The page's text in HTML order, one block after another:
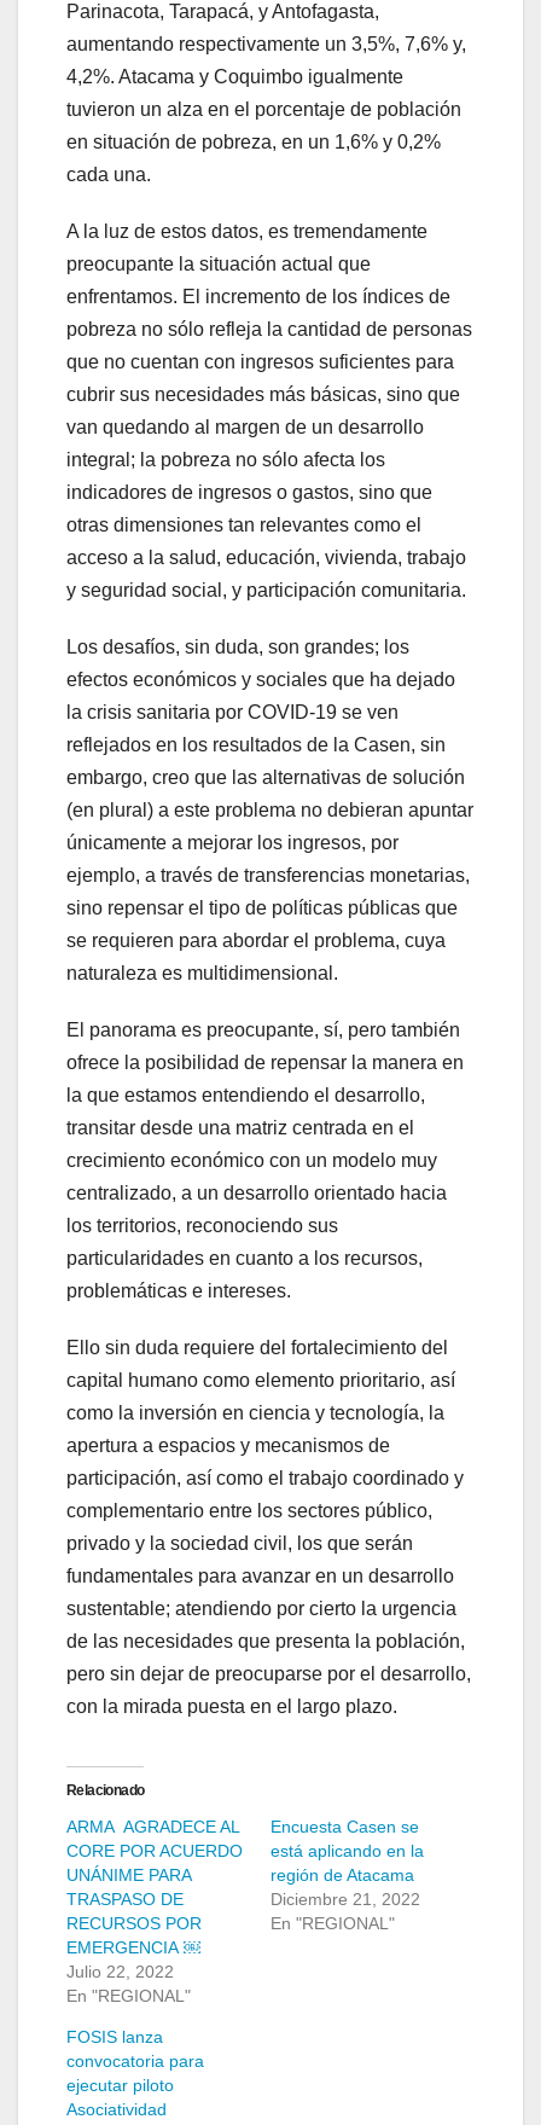
Parinacota, Tarapacá, y Antofagasta,
aumentando respectivamente un 3,5%, 7,6% y,
4,2%. Atacama y Coquimbo igualmente
tuvieron un alza en el porcentaje de población
en situación de pobreza, en un 1,6% y 0,2%
cada una.
A la luz de estos datos, es tremendamente
preocupante la situación actual que
enfrentamos. El incremento de los índices de
pobreza no sólo refleja la cantidad de personas
que no cuentan con ingresos suficientes para
cubrir sus necesidades más básicas, sino que
van quedando al margen de un desarrollo
integral; la pobreza no sólo afecta los
indicadores de ingresos o gastos, sino que
otras dimensiones tan relevantes como el
acceso a la salud, educación, vivienda, trabajo
y seguridad social, y participación comunitaria.
Los desafíos, sin duda, son grandes; los
efectos económicos y sociales que ha dejado
la crisis sanitaria por COVID-19 se ven
reflejados en los resultados de la Casen, sin
embargo, creo que las alternativas de solución
(en plural) a este problema no debieran apuntar
únicamente a mejorar los ingresos, por
ejemplo, a través de transferencias monetarias,
sino repensar el tipo de políticas públicas que
se requieren para abordar el problema, cuya
naturaleza es multidimensional.
El panorama es preocupante, sí, pero también
ofrece la posibilidad de repensar la manera en
la que estamos entendiendo el desarrollo,
transitar desde una matriz centrada en el
crecimiento económico con un modelo muy
centralizado, a un desarrollo orientado hacia
los territorios, reconociendo sus
particularidades en cuanto a los recursos,
problemáticas e intereses.
Ello sin duda requiere del fortalecimiento del
capital humano como elemento prioritario, así
como la inversión en ciencia y tecnología, la
apertura a espacios y mecanismos de
participación, así como el trabajo coordinado y
complementario entre los sectores público,
privado y la sociedad civil, los que serán
fundamentales para avanzar en un desarrollo
sustentable; atendiendo por cierto la urgencia
de las necesidades que presenta la población,
pero sin dejar de preocuparse por el desarrollo,
con la mirada puesta en el largo plazo.
Relacionado
ARMA AGRADECE AL
CORE POR ACUERDO
UNÁNIME PARA
TRASPASO DE
RECURSOS POR
EMERGENCIA ￼
Julio 22, 2022
En "REGIONAL"
Encuesta Casen se
está aplicando en la
región de Atacama
Diciembre 21, 2022
En "REGIONAL"
FOSIS lanza
convocatoria para
ejecutar piloto
Asociatividad